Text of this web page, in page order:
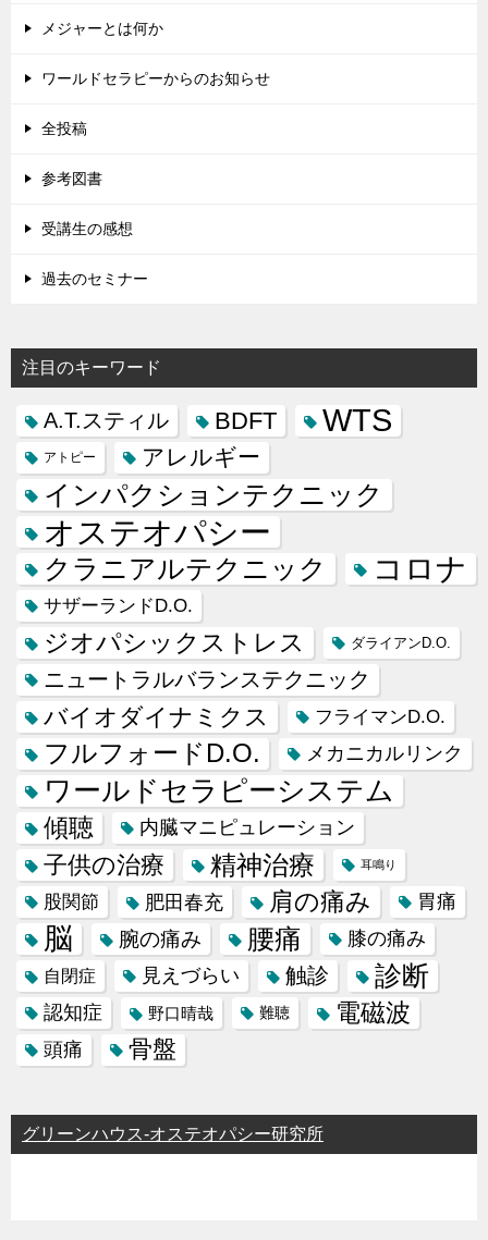
メジャーとは何か
ワールドセラピーからのお知らせ
全投稿
参考図書
受講生の感想
過去のセミナー
注目のキーワード
A.T.スティル BDFT WTS
アトピー アレルギー
インパクションテクニック
オステオパシー
クラニアルテクニック コロナ
サザーランドD.O.
ジオパシックストレス ダライアンD.O.
ニュートラルバランステクニック
バイオダイナミクス フライマンD.O.
フルフォードD.O. メカニカルリンク
ワールドセラピーシステム
傾聴 内臓マニピュレーション
子供の治療 精神治療 耳鳴り
股関節 肥田春充 肩の痛み 胃痛
脳 腕の痛み 腰痛 膝の痛み
自閉症 見えづらい 触診 診断
認知症 野口晴哉 難聴 電磁波
頭痛 骨盤
グリーンハウス-オステオパシー研究所